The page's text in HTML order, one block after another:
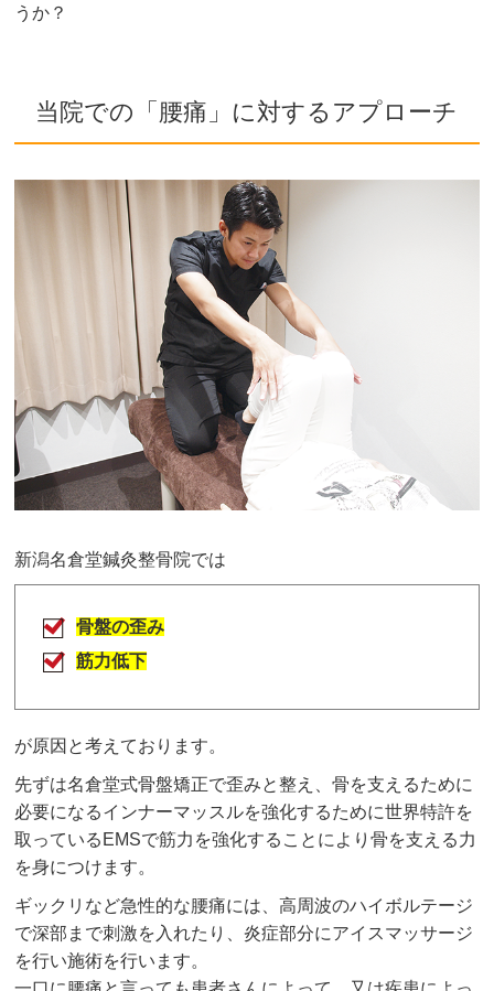
うか？
当院での「腰痛」に対するアプローチ
新潟名倉堂鍼灸整骨院では
骨盤の歪み
筋力低下
が原因と考えております。
先ずは名倉堂式骨盤矯正で歪みと整え、骨を支えるために
必要になるインナーマッスルを強化するために世界特許を
取っているEMSで筋力を強化することにより骨を支える力
を身につけます。
ギックリなど急性的な腰痛には、高周波のハイボルテージ
で深部まで刺激を入れたり、炎症部分にアイスマッサージ
を行い施術を行います。